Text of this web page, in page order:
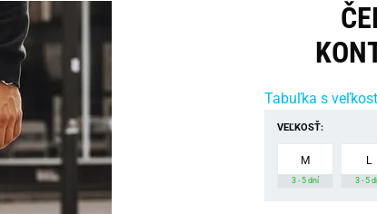
Tabuľka s
VEĽKOSŤ:
M
3 - 5 dní
L
3 - 5